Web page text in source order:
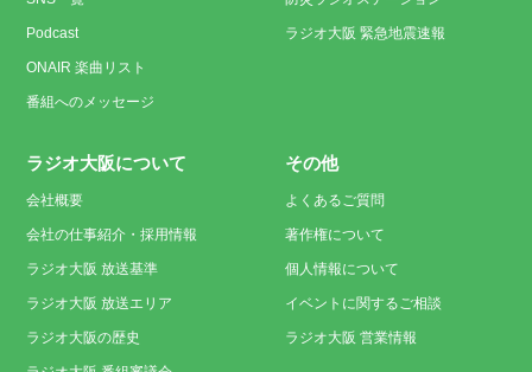
Podcast
ONAIR 楽曲リスト
番組へのメッセージ
ラジオ大阪 緊急地震速報
ラジオ大阪について
会社概要
会社の仕事紹介・採用情報
ラジオ大阪 放送基準
ラジオ大阪 放送エリア
ラジオ大阪の歴史
その他
よくあるご質問
著作権について
個人情報について
イベントに関するご相談
ラジオ大阪 営業情報